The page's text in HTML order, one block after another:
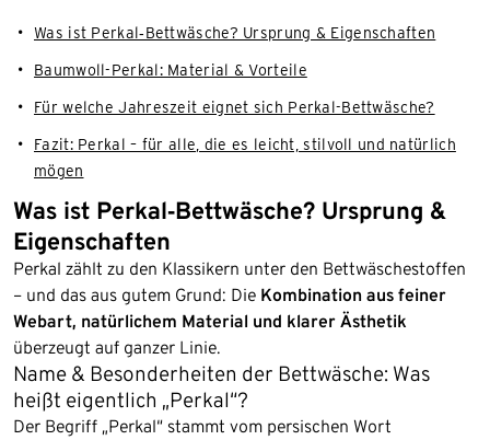
Was ist Perkal‑Bettwäsche? Ursprung & Eigenschaften
Baumwoll-Perkal: Material & Vorteile
Für welche Jahreszeit eignet sich Perkal-Bettwäsche?
Fazit: Perkal – für alle, die es leicht, stilvoll und natürlich
mögen
Was ist Perkal‑Bettwäsche? Ursprung &
Eigenschaften
Perkal zählt zu den Klassikern unter den Bettwäschestoffen
– und das aus gutem Grund: Die Kombination aus feiner
Webart, natürlichem Material und klarer Ästhetik
überzeugt auf ganzer Linie.
Name & Besonderheiten der Bettwäsche: Was
heißt eigentlich „Perkal“?
Der Begriff „Perkal“ stammt vom persischen Wort